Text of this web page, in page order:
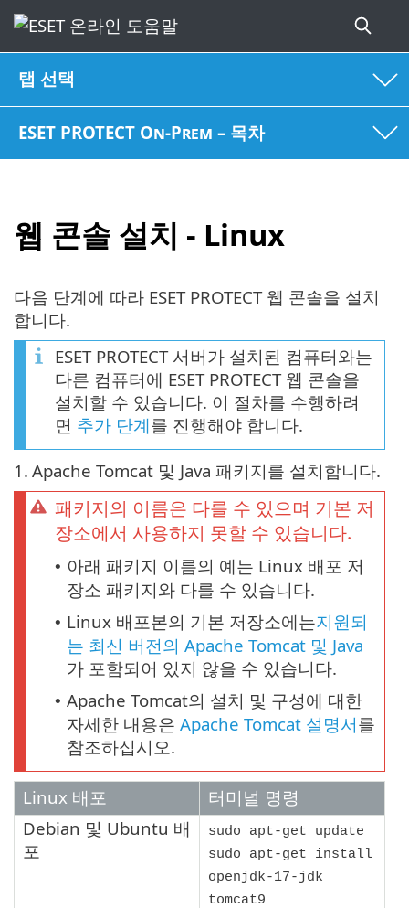
탭 선택
ESET PROTECT On-Prem – 목차
웹 콘솔 설치 - Linux
다음 단계에 따라 ESET PROTECT 웹 콘솔을 설치
합니다.
ESET PROTECT 서버가 설치된 컴퓨터와는
다른 컴퓨터에 ESET PROTECT 웹 콘솔을
설치할 수 있습니다. 이 절차를 수행하려
면 추가 단계를 진행해야 합니다.
1. Apache Tomcat 및 Java 패키지를 설치합니다.
패키지의 이름은 다를 수 있으며 기본 저
장소에서 사용하지 못할 수 있습니다.
• 아래 패키지 이름의 예는 Linux 배포 저
장소 패키지와 다를 수 있습니다.
• Linux 배포본의 기본 저장소에는지원되
는 최신 버전의 Apache Tomcat 및 Java
가 포함되어 있지 않을 수 있습니다.
• Apache Tomcat의 설치 및 구성에 대한
자세한 내용은 Apache Tomcat 설명서를
참조하십시오.
Linux 배포
터미널 명령
Debian 및 Ubuntu 배
포
sudo apt-get update
sudo apt-get install
openjdk-17-jdk
tomcat9